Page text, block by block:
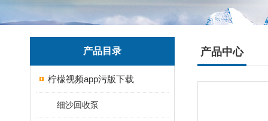
产品目录
柠檬视频app污版下载
细沙回收泵
产品中心